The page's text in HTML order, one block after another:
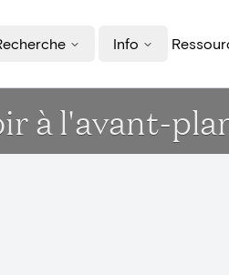
Info
à l'avant-